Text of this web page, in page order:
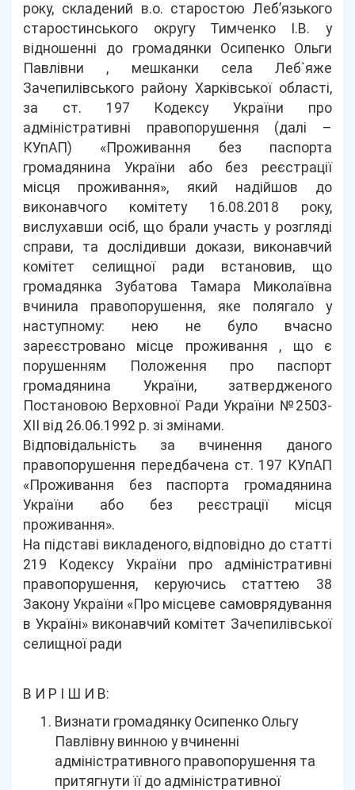
року, складений в.о. старостою Леб’язького
старостинського округу Тимченко І.В. у
відношенні до громадянки Осипенко Ольги
Павлівни , мешканки села Леб`яже
Зачепилівського району Харківської області,
за ст. 197 Кодексу України про
адміністративні правопорушення (далі –
КУпАП) «Проживання без паспорта
громадянина України або без реєстрації
місця проживання», який надійшов до
виконавчого комітету 16.08.2018 року,
вислухавши осіб, що брали участь у розгляді
справи, та дослідивши докази, виконавчий
комітет селищної ради встановив, що
громадянка Зубатова Тамара Миколаївна
вчинила правопорушення, яке полягало у
наступному: нею не було вчасно
зареєстровано місце проживання , що є
порушенням Положення про паспорт
громадянина України, затвердженого
Постановою Верховної Ради України №2503-
ХІІ від 26.06.1992 р. зі змінами.
Відповідальність за вчинення даного
правопорушення передбачена ст. 197 КУпАП
«Проживання без паспорта громадянина
України або без реєстрації місця
проживання».
На підставі викладеного, відповідно до статті
219 Кодексу України про адміністративні
правопорушення, керуючись статтею 38
Закону України «Про місцеве самоврядування
в Україні» виконавчий комітет Зачепилівської
селищної ради
В И Р І Ш И В:
Визнати громадянку Осипенко Ольгу
Павлівну винною у вчиненні
адміністративного правопорушення та
притягнути її до адміністративної